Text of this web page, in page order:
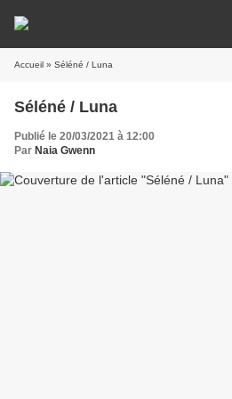
Accueil » Séléné / Luna
Séléné / Luna
Publié le 20/03/2021 à 12:00
Par Naia Gwenn